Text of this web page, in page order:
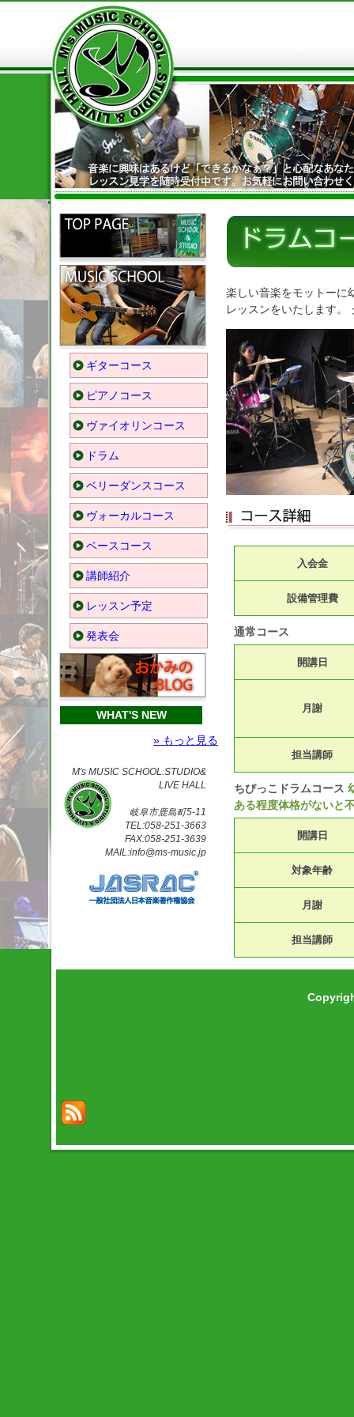
ギターコース
ピアノコース
ヴァイオリンコース
ドラム
ベリーダンスコース
ヴォーカルコース
ベースコース
講師紹介
レッスン予定
発表会
WHAT'S NEW
» もっと見る
M's MUSIC SCHOOL.STUDIO&
LIVE HALL
岐阜市鹿島町5-11
TEL:058-251-3663
FAX:058-251-3639
MAIL:info@ms-music.jp
楽しい音楽をモットーに
レッスンをいたします。
入会金
設備管理費
通常コース
開講日
月謝
担当講師
ちびっこドラムコース
ある程度体格がないと
開講日
対象年齢
月謝
担当講師